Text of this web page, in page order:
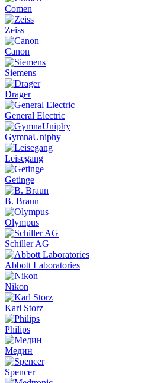
Comen
Zeiss
Canon
Siemens
Drager
General Electric
GymnaUniphy
Leisegang
Getinge
B. Braun
Olympus
Schiller AG
Abbott Laboratories
Nikon
Karl Storz
Philips
Медин
Spencer